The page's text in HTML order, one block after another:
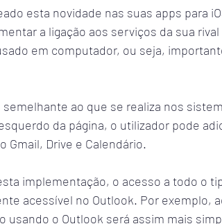
esta novidade nas suas apps para
a ligação aos serviços da sua
em computador, ou seja,
semelhante ao que se realiza nos
da página, o utilizador pode
Gmail, Drive e Calendário.
implementação, o acesso a todo o
acessível no Outlook. Por exemplo,
usando o Outlook será assim mais